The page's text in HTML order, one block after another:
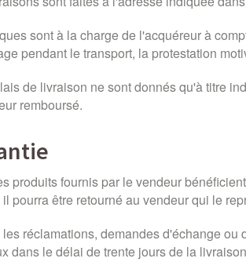
sont à la charge de l'acquéreur à
pendant le transport, la protestation
de livraison ne sont donnés qu'à titre
remboursé.
produits fournis par le vendeur
pourra être retourné au vendeur qui le
les réclamations, demandes d'échange
dans le délai de trente jours de la